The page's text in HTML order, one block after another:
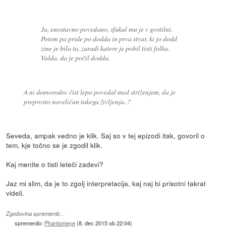
Ja, enostavno povedano, sfukal mu je v gostilni.
Potem pa pride po dodda in prva stvar, ki jo dodd
zine je bila ta, zaradi katere je pobil tisti folka.
Valda. da je počil dodda.
A ni domorodec čist lepo povedal med striženjem, da je
preprosto naveličan takega življenja..?
Seveda, ampak vedno je klik. Saj so v tej epizodi itak, govoril o
tem, kje točno se je zgodil klik.
Kaj menite o tisti leteči zadevi?
Jaz mi slim, da je to zgolj interpretacija, kaj naj bi prisotni takrat
videli.
Zgodovina sprememb…
spremenilo: Phantomeye(8. dec 2015 ob 22:04)